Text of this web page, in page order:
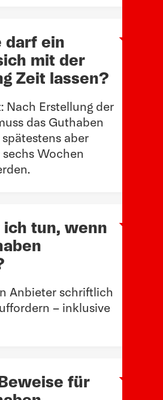
darf ein
mit der
Zeit lassen?
Arow
Nach Erstellung der
das Guthaben
spätestens aber
Wochen
ich tun, wenn
Arow
Anbieter schriftlich
– inklusive
für
Arow